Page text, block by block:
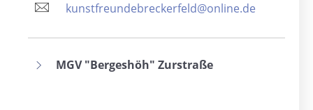
kunstfreundebreckerfeld@online.de
MGV "Bergeshöh" Zurstraße